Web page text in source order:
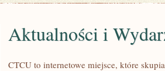
Aktualności i
CTCU to internetowe miejsce, które